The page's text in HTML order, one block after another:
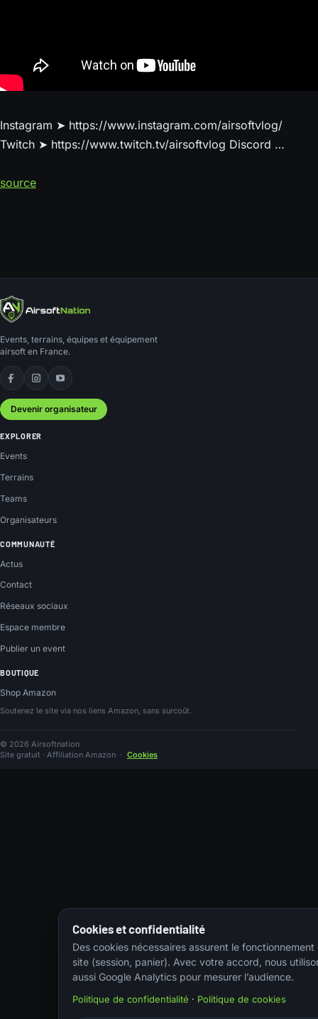
Instagram ➤ https://www.instagram.com/airsoftvlog/
Twitch ➤ https://www.twitch.tv/airsoftvlog Discord …
source
Events, terrains, équipes et équipement
airsoft en France.
Facebook
Instagram
YouTube
Devenir organisateur
EXPLORER
Events
Terrains
Teams
Organisateurs
COMMUNAUTÉ
Actus
Contact
Réseaux sociaux
Espace membre
Publier un event
BOUTIQUE
Shop Amazon
Soutenez le site via nos liens Amazon, sans surcoût.
© 2026 Airsoftnation
Site gratuit · Affiliation Amazon · Cookies
Cookies et confidentialité
Des cookies nécessaires assurent le fonctionnement
site (session, panier). Avec votre accord, nous
aussi Google Analytics pour mesurer l’audience.
Politique de confidentialité · Politique de cookies